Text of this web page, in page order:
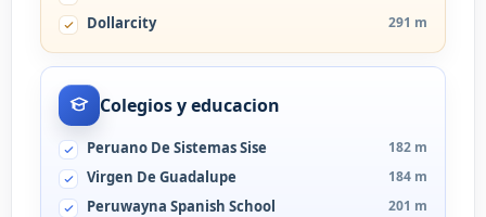
Dollarcity 291 m
Colegios y educacion
Peruano De Sistemas Sise 182 m
Virgen De Guadalupe 184 m
Peruwayna Spanish School 201 m